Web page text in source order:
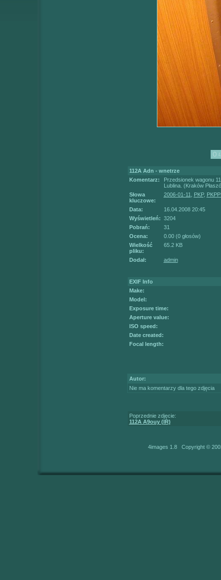
112A Adn - wnetrze
Komentarz:
Przedsionek wagonu
Lublina. (Kraków
Słowa
kluczowe:
2006-01-11, PKP,
Data:
16.04.2008 20:45
Wyświetleń: 3204
Pobrań:
31
Ocena:
0.00 (0 głosów)
Wielkość
pliku:
65.2 KB
Dodał: admin
EXIF Info
Make:
Model:
Exposure time:
Aperture value:
ISO speed:
Date created:
Focal length:
Autor:
Nie ma komentarzy dla tego zdjęcia
Poprzednie zdjęcie:
112A A9ouy (IR)
4images 1.8 Copyright ©